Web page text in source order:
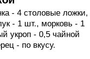
- 4 столовые ложки,
- 1 шт., морковь - 1
укроп - 0,5 чайной
- по вкусу.